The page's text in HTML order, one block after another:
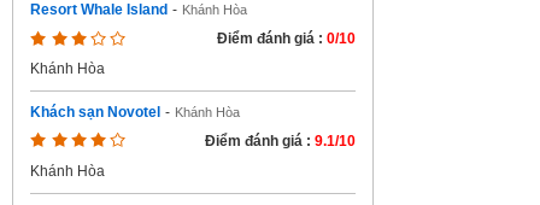
Resort Whale Island - Khánh Hòa
Điểm đánh giá : 0/10
Khánh Hòa
Khách sạn Novotel - Khánh Hòa
Điểm đánh giá : 9.1/10
Khánh Hòa